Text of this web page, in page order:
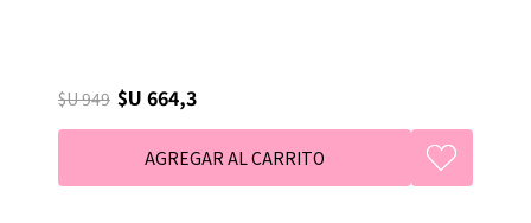
$U 949 $U 664,3